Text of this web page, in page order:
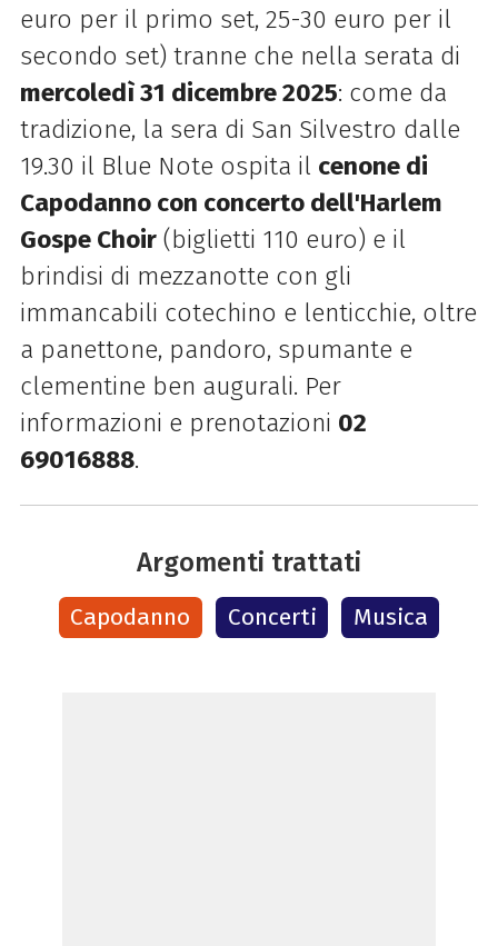
euro per il primo set, 25-30 euro per il
secondo set) tranne che nella serata di
mercoledì 31 dicembre 2025: come da
tradizione, la sera di San Silvestro dalle
19.30 il Blue Note ospita il cenone di
Capodanno con concerto dell'Harlem
Gospe Choir(biglietti 110 euro) e il
brindisi di mezzanotte con gli
immancabili cotechino e lenticchie, oltre
a panettone, pandoro, spumante e
clementine ben augurali. Per
informazioni e prenotazioni 02
69016888.
Argomenti trattati
Capodanno Concerti Musica